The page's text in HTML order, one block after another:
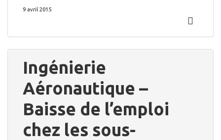
9 avril 2015
Ingénierie
Aéronautique –
Baisse de l’emploi
chez les sous-